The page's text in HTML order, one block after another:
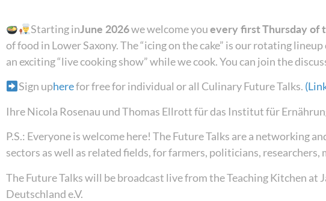
Starting inJune 2026we welcome youevery first Thursday of
of food in Lower Saxony. The “icing on the cake” is our rotating
an exciting “live cooking show” while we cook. You can join the
Sign upherefor free for individual or all Culinary Future Talks.
Ihre Nicola Rosenau und Thomas Ellrott für das Institut für
P.S.: Everyone is welcome here! The Future Talks are a
sectors as well as related fields, for farmers, politicians,
The Future Talks will be broadcast live from the Teaching Kitchen
Deutschland e.V.